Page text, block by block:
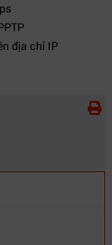
địa chỉ IP